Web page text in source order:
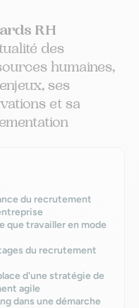
RH
des
humaines,
ses
et sa
du recrutement
que travailler en mode
du recrutement
d'une stratégie de
agile
dans une démarche